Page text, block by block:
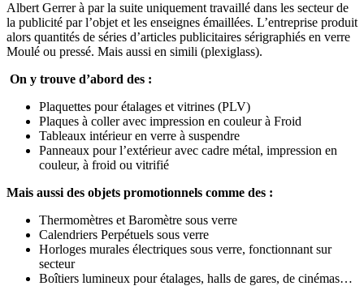
Albert Gerrer à par la suite uniquement travaillé dans les secteur de
la publicité par l’objet et les enseignes émaillées. L’entreprise produit
alors quantités de séries d’articles publicitaires sérigraphiés en verre
Moulé ou pressé. Mais aussi en simili (plexiglass).
On y trouve d’abord des :
Plaquettes pour étalages et vitrines (PLV)
Plaques à coller avec impression en couleur à Froid
Tableaux intérieur en verre à suspendre
Panneaux pour l’extérieur avec cadre métal, impression en
couleur, à froid ou vitrifié
Mais aussi des objets promotionnels comme des :
Thermomètres et Baromètre sous verre
Calendriers Perpétuels sous verre
Horloges murales électriques sous verre, fonctionnant sur
secteur
Boîtiers lumineux pour étalages, halls de gares, de cinémas…